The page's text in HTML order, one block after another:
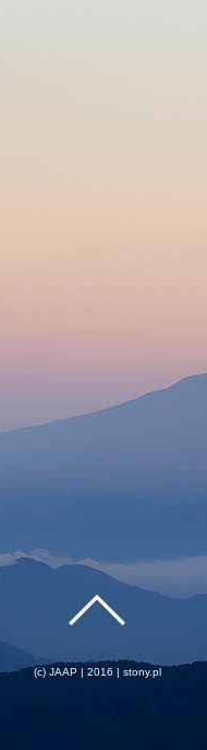
(c) JAAP | 2016 | stony.pl